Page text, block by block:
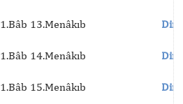
1.Bâb 13.Menâkıb
1.Bâb 14.Menâkıb
1.Bâb 15.Menâkıb